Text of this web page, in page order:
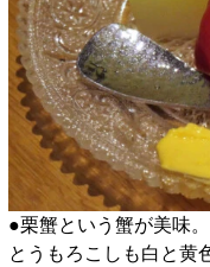
●栗蟹という蟹が美味。
とうもろこしも白と黄